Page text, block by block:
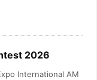
2026
International AM